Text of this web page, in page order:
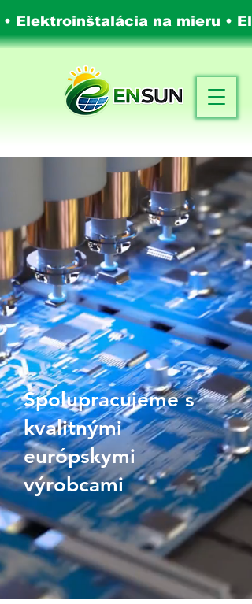
Elektroinštalácia na mieru •
Spolupracujeme s
kvalitnými
európskymi
výrobcami